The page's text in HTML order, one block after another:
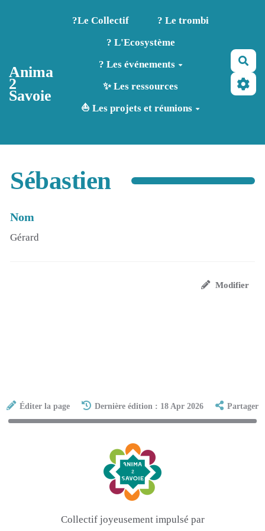
Aller au contenu principal
Anima
2
Savoie
?️Le Collectif
? Le trombi
? L'Ecosystème
? Les événements
✨ Les ressources
⛵ Les projets et réunions
Sébastien
Nom
Gérard
Modifier
Éditer la page Dernière édition : 18 Apr 2026 Partager
Collectif joyeusement impulsé par